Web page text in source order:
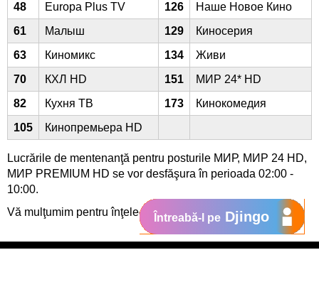
48
Europa Plus TV 126
Наше Новое Кино
61
Малыш 129
Киносерия
63
Киномикс 134
Живи
70
КХЛ HD 151
МИР 24* HD
82
Кухня ТВ 173
Кинокомедия
105
Кинопремьера HD
Lucrările de mentenanţă pentru posturile МИР, МИР 24 HD,
МИР PREMIUM HD se vor desfăşura în perioada 02:00 -
10:00.
Vă mulţumim pentru înţelegere.Întreabă-l pe Djingo